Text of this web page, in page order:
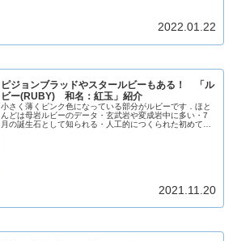
2022.01.22
ピジョンブラッドやスタールビーもある！ 「ル
ビー(RUBY) 和名：紅玉」紹介
小さく薄くピンク色になっている部分がルビーです．ほと
んどは母岩ルビーのデータ・玄武岩や変成岩中に多い・7
月の誕生石として知られる・人工的につくられた初めての
2021.11.20